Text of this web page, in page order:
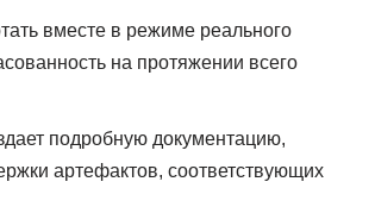
вместе в режиме реального
на протяжении всего
подробную документацию,
артефактов, соответствующих